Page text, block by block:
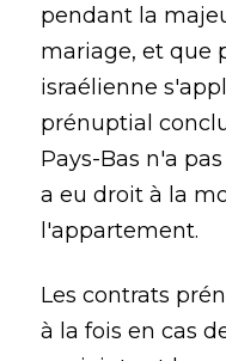
pendant la
mariage, et que
israélienne
prénuptial
Pays-Bas n'a
a eu droit à la
l'appartement.
Les contrats
à la fois en cas